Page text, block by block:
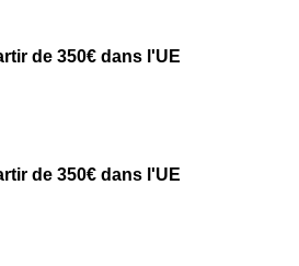
de 350€ dans l'UE
de 350€ dans l'UE